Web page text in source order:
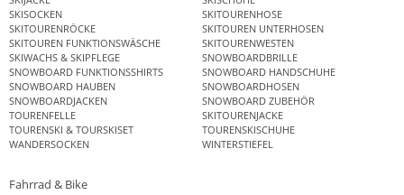
SKISOCKEN
SKITOURENHOSE
SKITOURENRÖCKE
SKITOUREN UNTERHOSEN
SKITOUREN FUNKTIONSWÄSCHE
SKITOURENWESTEN
SKIWACHS & SKIPFLEGE
SNOWBOARDBRILLE
SNOWBOARD FUNKTIONSSHIRTS
SNOWBOARD HANDSCHUHE
SNOWBOARD HAUBEN
SNOWBOARDHOSEN
SNOWBOARDJACKEN
SNOWBOARD ZUBEHÖR
TOURENFELLE
SKITOURENJACKE
TOURENSKI & TOURSKISET
TOURENSKISCHUHE
WANDERSOCKEN
WINTERSTIEFEL
Fahrrad & Bike